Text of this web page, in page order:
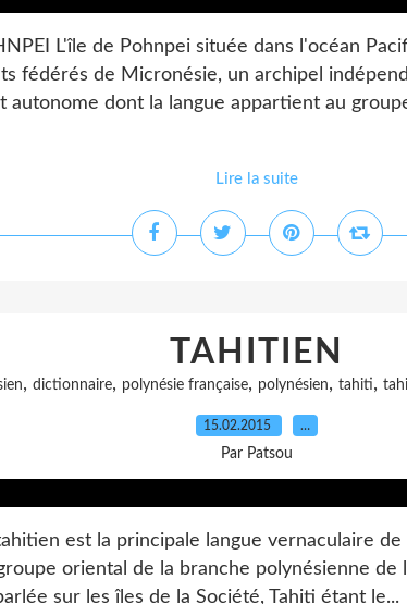
L'île de Pohnpei située dans l'océan
fédérés de Micronésie, un archipel
autonome dont la langue appartient au
Lire la suite
TAHITIEN
, dictionnaire, polynésie française, polynésien, tahiti,
15.02.2015 …
Par Patsou
est la principale langue vernaculaire
oriental de la branche polynésienne
sur les îles de la Société, Tahiti étant le...